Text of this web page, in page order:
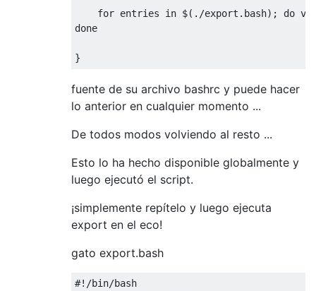
for entries in $(./export . bash); do
done
}
fuente de su archivo bashrc y puede hacer
lo anterior en cualquier momento ...
De todos modos volviendo al resto ...
Esto lo ha hecho disponible globalmente y
luego ejecutó el script.
¡simplemente repítelo y luego ejecuta
export en el eco!
gato export.bash
#!/bin/bash